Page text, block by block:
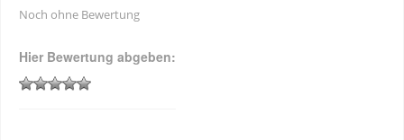
Noch ohne Bewertung
Hier Bewertung abgeben: